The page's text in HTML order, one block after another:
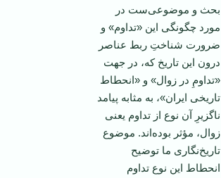
بحث و موضوعی‌ست در
مورد چگونگی این «تداوم» و
ضرورت شناختِ ربط عناصر
درون این تاریخ که، در جهت
«تداومِ در زوال» و «انحطاط
تاریخی ایران»، به مثابه پیامد
ناگزیرِ آن نوع از تداوم یعنی
زوال، مؤثر بوده‌اند. موضوع
تاریخ‌نگاری ما توضیح
انحطاط این نوع تداوم